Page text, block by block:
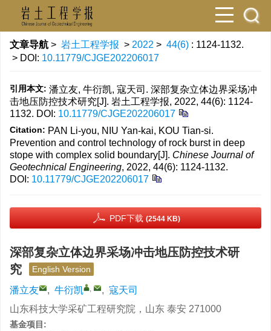
文章导航 > 岩土工程学报 > 2022 > 44(6) : 1124-1132.
> DOI: 10.11779/CJGE202206017
引用本文: 潘立友, 牛衍凯, 寇天司. 深部复杂立体边界采场冲
击地压防控技术研究[J]. 岩土工程学报, 2022, 44(6): 1124-
1132. DOI: 10.11779/CJGE202206017
Citation: PAN Li-you, NIU Yan-kai, KOU Tian-si.
Prevention and control technology of rock burst in deep
stope with complex solid boundary[J]. Chinese Journal of
Geotechnical Engineering, 2022, 44(6): 1124-1132.
DOI: 10.11779/CJGE202206017
PDF下载 (2544 KB)
深部复杂立体边界采场冲击地压防控技术研
究
English Version
潘立友 , 牛衍凯 , , 寇天司
山东科技大学采矿工程研究院，山东 泰安 271000
基金项目: